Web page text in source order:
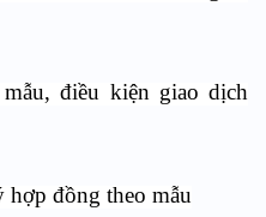
điều kiện giao dịch
đồng theo mẫu